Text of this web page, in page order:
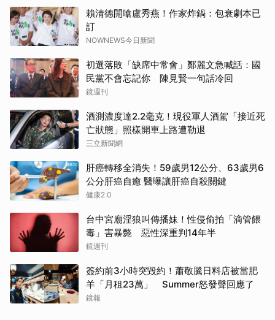
賴清德開嗆盧秀燕！作家炸鍋：包衰劇本已
訂
NOWNEWS今日新聞
初選落敗「缺席中常會」鄭麗文急喊話：國
民黨不會忘記你 陳見賢一句話冷回
鏡週刊
酒測濃度達2.2毫克！現役軍人酒駕「接近死
亡狀態」照樣開車上路遭勒退
三立新聞網
肝癌轉移全消失！59歲男12公分、63歲男6
公分肝癌自癒 醫曝讓肝癌自殺關鍵
健康2.0
台中宮廟淫狼叫傳播妹！性侵偷拍「滴管餵
毒」害暴斃 惡性深重判14年半
鏡週刊
簽約前3小時突毀約！蕭敬騰日料店被當肥
羊「月租23萬」 Summer怒發聲回應了
鏡報